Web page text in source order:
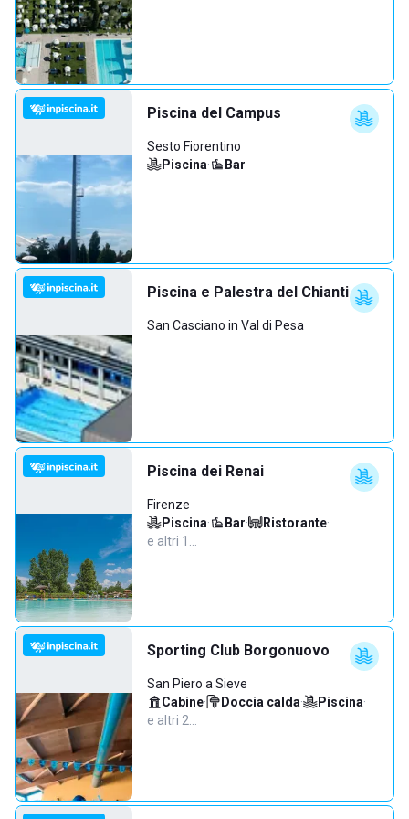
Piscina del Campus
Sesto Fiorentino
Piscina· Bar
Piscina e Palestra del Chianti
San Casciano in Val di Pesa
Piscina dei Renai
Firenze
Piscina· Bar· Ristorante·
e altri 1…
Sporting Club Borgonuovo
San Piero a Sieve
Cabine· Doccia calda· Piscina·
e altri 2…